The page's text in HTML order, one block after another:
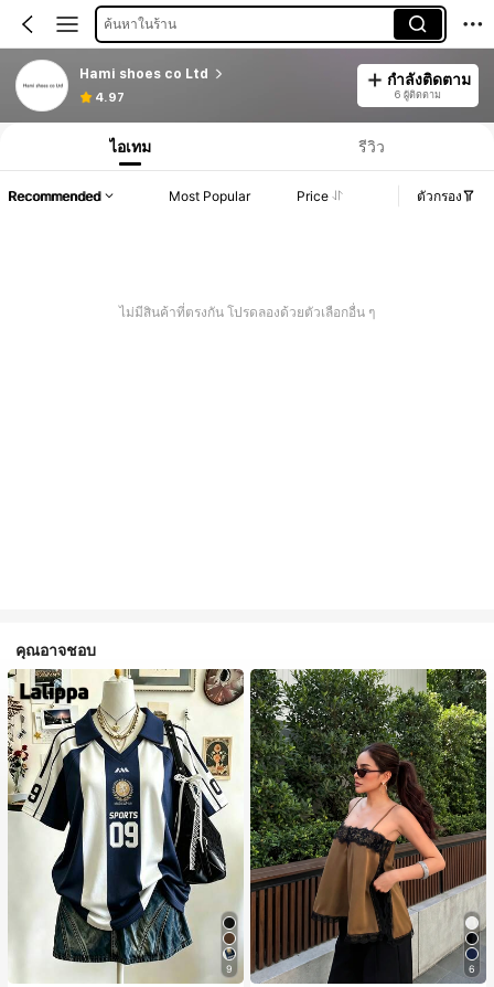
ค้นหาในร้าน
Hami shoes co Ltd
4.97
กำลังติดตาม
6 ผู้ติดตาม
ไอเทม รีวิว
Recommended Most Popular Price ตัวกรอง
ไม่มีสินค้าที่ตรงกัน โปรดลองด้วยตัวเลือกอื่น ๆ
คุณอาจชอบ
9 6
#1 ขายดี
ใน สีกากี เสื้อสตรี เสื้อเบลาส์ & Tee